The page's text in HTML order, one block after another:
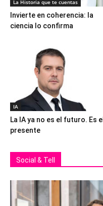
La Historia que te cuentas
Invierte en coherencia: la
ciencia lo confirma
IA
La IA ya no es el futuro. Es el
presente
Social & Tell